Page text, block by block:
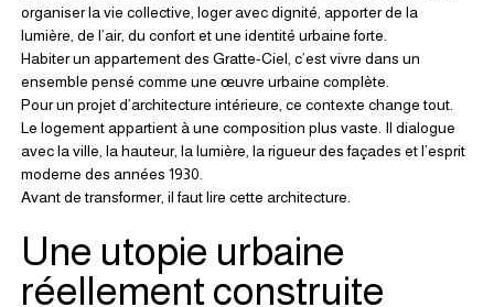
organiser la vie collective, loger avec dignité, apporter de la
lumière, de l’air, du confort et une identité urbaine forte.
Habiter un appartement des Gratte-Ciel, c’est vivre dans un
ensemble pensé comme une œuvre urbaine complète.
Pour un projet d’architecture intérieure, ce contexte change tout.
Le logement appartient à une composition plus vaste. Il dialogue
avec la ville, la hauteur, la lumière, la rigueur des façades et l’esprit
moderne des années 1930.
Avant de transformer, il faut lire cette architecture.
Une utopie urbaine
réellement construite